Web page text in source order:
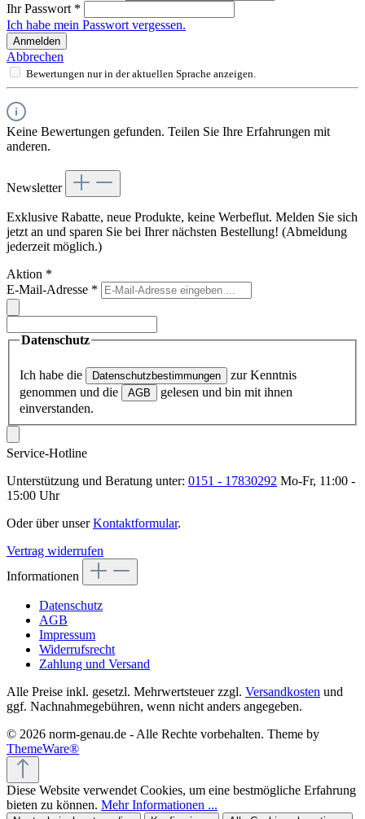
Ihr Passwort *
Ich habe mein Passwort vergessen.
Anmelden
Abbrechen
Bewertungen nur in der aktuellen Sprache anzeigen.
Keine Bewertungen gefunden. Teilen Sie Ihre Erfahrungen mit
anderen.
Newsletter
Exklusive Rabatte, neue Produkte, keine Werbeflut. Melden Sie sich
jetzt an und sparen Sie bei Ihrer nächsten Bestellung! (Abmeldung
jederzeit möglich.)
Aktion *
E-Mail-Adresse *
Datenschutz
Ich habe die Datenschutzbestimmungen
zur Kenntnis
genommen und die
AGB
gelesen und bin mit ihnen
einverstanden.
Service-Hotline
Unterstützung und Beratung unter: 0151 - 17830292 Mo-Fr, 11:00 -
15:00 Uhr
Oder über unserKontaktformular.
Vertrag widerrufen
Informationen
Datenschutz
AGB
Impressum
Widerrufsrecht
Zahlung und Versand
Alle Preise inkl. gesetzl. Mehrwertsteuer zzgl. Versandkosten und
ggf. Nachnahmegebühren, wenn nicht anders angegeben.
© 2026 norm-genau.de - Alle Rechte vorbehalten. Theme by
ThemeWare®
Diese Website verwendet Cookies, um eine bestmögliche Erfahrung
bieten zu können. Mehr Informationen ...